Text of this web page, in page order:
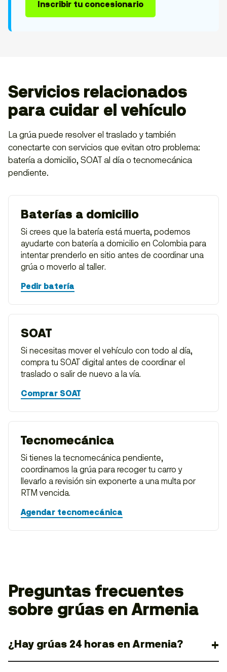
Inscribir tu concesionario
Servicios relacionados
para cuidar el vehículo
La grúa puede resolver el traslado y también
conectarte con servicios que evitan otro problema:
batería a domicilio, SOAT al día o tecnomecánica
pendiente.
Baterías a domicilio
Si crees que la batería está muerta, podemos
ayudarte con batería a domicilio en Colombia para
intentar prenderlo en sitio antes de coordinar una
grúa o moverlo al taller.
Pedir batería
SOAT
Si necesitas mover el vehículo con todo al día,
compra tu SOAT digital antes de coordinar el
traslado o salir de nuevo a la vía.
Comprar SOAT
Tecnomecánica
Si tienes la tecnomecánica pendiente,
coordinamos la grúa para recoger tu carro y
llevarlo a revisión sin exponerte a una multa por
RTM vencida.
Agendar tecnomecánica
Preguntas frecuentes
sobre grúas en Armenia
¿Hay grúas 24 horas en Armenia?